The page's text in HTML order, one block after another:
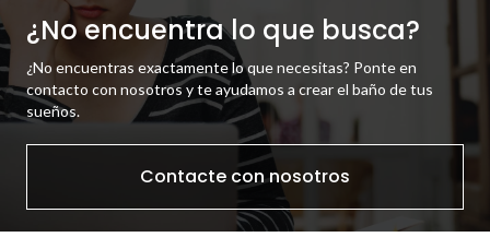
¿No encuentra lo que busca?
¿No encuentras exactamente lo que necesitas? Ponte en
contacto con nosotros y te ayudamos a crear el baño de tus
sueños.
Contacte con nosotros